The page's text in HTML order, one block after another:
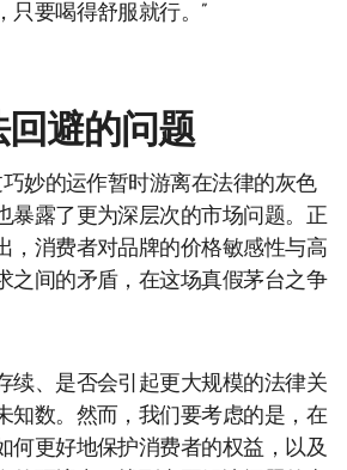
只要喝得舒服就行。”
避的问题
巧妙的运作暂时游离在法律的灰色
暴露了更为深层次的市场问题。正
，消费者对品牌的价格敏感性与高
之间的矛盾，在这场真假茅台之争
续、是否会引起更大规模的法律关
知数。然而，我们要考虑的是，在
何更好地保护消费者的权益，以及